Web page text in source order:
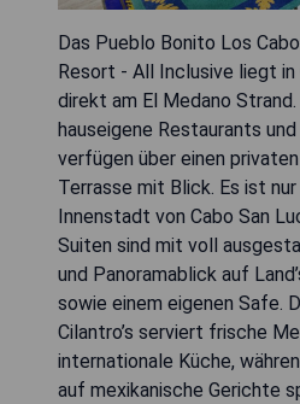
Das Pueblo Bonito Los
Resort - All Inclusive liegt in
direkt am El Medano
hauseigene Restaurants
verfügen über einen
Terrasse mit Blick. Es ist
Innenstadt von Cabo San
Suiten sind mit voll
und Panoramablick auf
sowie einem eigenen Safe.
Cilantro’s serviert frische
internationale Küche,
auf mexikanische Gerichte